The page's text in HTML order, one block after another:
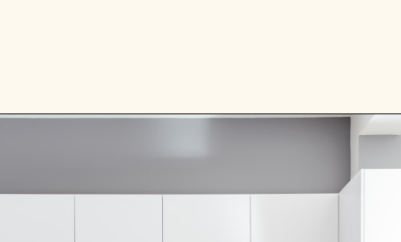
https://www.instagram.com/transformejurovalendo/